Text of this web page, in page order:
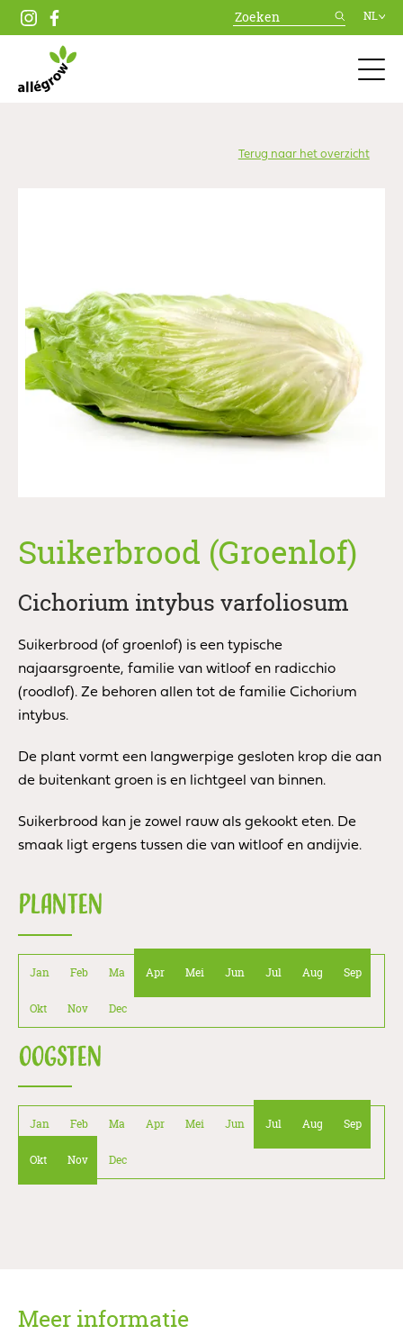
NL
Terug naar het overzicht
Suikerbrood (Groenlof)
Cichorium intybus varfoliosum
Suikerbrood (of groenlof) is een typische
najaarsgroente, familie van witloof en radicchio
(roodlof). Ze behoren allen tot de familie Cichorium
intybus.
De plant vormt een langwerpige gesloten krop die aan
de buitenkant groen is en lichtgeel van binnen.
Suikerbrood kan je zowel rauw als gekookt eten. De
smaak ligt ergens tussen die van witloof en andijvie.
PLANTEN
Jan Feb Ma Apr Mei Jun Jul Aug Sep
Okt Nov Dec
OOGSTEN
Jan Feb Ma Apr Mei Jun Jul Aug Sep
Okt Nov Dec
Meer informatie